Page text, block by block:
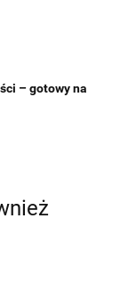
– gotowy na